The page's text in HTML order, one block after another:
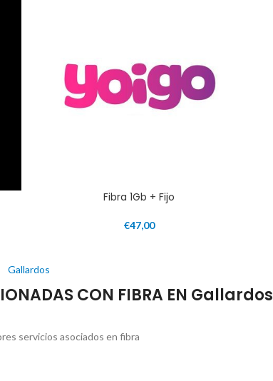
Fibra 1Gb + Fijo
€47,00
Gallardos
CON FIBRA EN Gallardos
servicios asociados en fibra